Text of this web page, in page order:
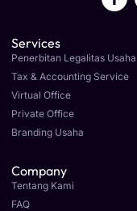
Services
Penerbitan Legalitas Usaha
Tax & Accounting Service
Virtual Office
Private Office
Branding Usaha
Company
Tentang Kami
FAQ